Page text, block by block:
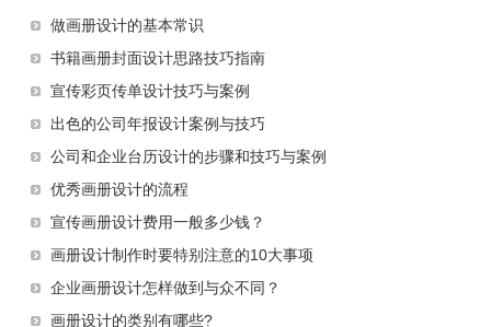
做画册设计的基本常识
书籍画册封面设计思路技巧指南
宣传彩页传单设计技巧与案例
出色的公司年报设计案例与技巧
公司和企业台历设计的步骤和技巧与案例
优秀画册设计的流程
宣传画册设计费用一般多少钱？
画册设计制作时要特别注意的10大事项
企业画册设计怎样做到与众不同？
画册设计的类别有哪些?